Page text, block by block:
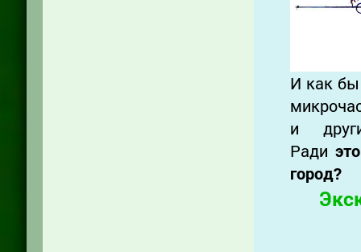
И как бы
и
Ради
город?